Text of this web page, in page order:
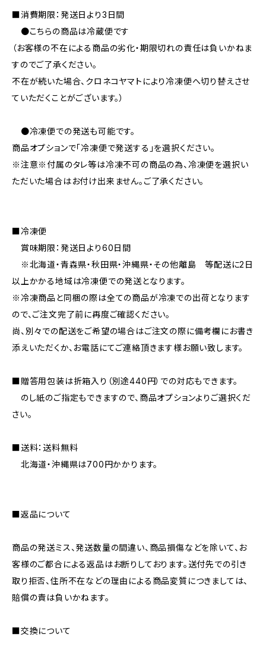
■消費期限：発送日より3日間
●こちらの商品は冷蔵便です
（お客様の不在による商品の劣化・期限切れの責任は負いかねま
すのでご了承ください。
不在が続いた場合、クロネコヤマトにより冷凍便へ切り替えさせ
ていただくことがございます。）
●冷凍便での発送も可能です。
商品オプションで「冷凍便で発送する」を選択ください。
※注意※付属のタレ等は冷凍不可の商品の為、冷凍便を選択い
ただいた場合はお付け出来ません。ご了承ください。
■冷凍便
賞味期限：発送日より60日間
※北海道・青森県・秋田県・沖縄県・その他離島 等配送に2日
以上かかる地域は冷凍便での発送となります。
※冷凍商品と同梱の際は全ての商品が冷凍での出荷となります
ので、ご注文完了前に再度ご確認ください。
尚、別々での配送をご希望の場合はご注文の際に備考欄にお書き
添えいただくか、お電話にてご連絡頂きます様お願い致します。
■贈答用包装は折箱入り（別途440円）での対応もできます。
のし紙のご指定もできますので、商品オプションよりご選択くだ
さい。
■送料：送料無料
北海道・沖縄県は700円かかります。
■返品について
商品の発送ミス、発送数量の間違い、商品損傷などを除いて、お
客様のご都合による返品はお断りしております。送付先での引き
取り拒否、住所不在などの理由による商品変質につきましては、
賠償の責は負いかねます。
■交換について